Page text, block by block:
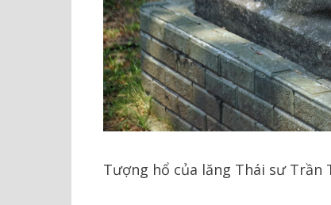
Tượng hổ của lăng Thái sư Trần